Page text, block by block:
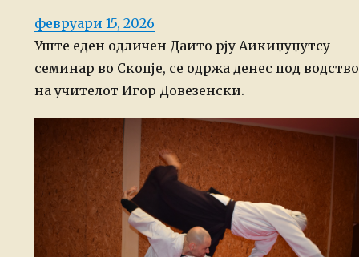
Posted
on
февруари 15, 2026
Уште еден одличен Даито рју Аикиџуџутсу
семинар во Скопје, се одржа денес под водство
на учителот Игор Довезенски.